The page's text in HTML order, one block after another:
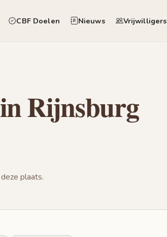
CBF Doelen Nieuws Vrijwilligers
Rijnsburg
plaats.